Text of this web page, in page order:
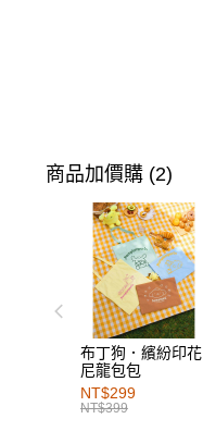
商品加價購 (2)
布丁狗．繽紛印花
尼龍包包
NT$299
NT$399